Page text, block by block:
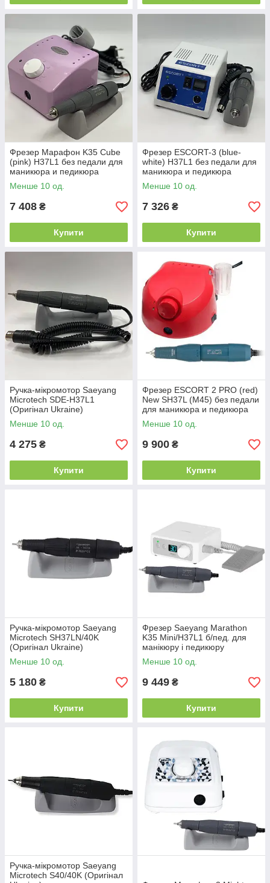
Фрезер Марафон K35 Cube
(pink) H37L1 без педали для
маникюра и педикюра
Менше 10 од.
7 408 ₴
Купити
Фрезер ESCORT-3 (blue-
white) H37L1 без педали для
маникюра и педикюра
Менше 10 од.
7 326 ₴
Купити
Ручка-мікромотор Saeyang
Microtech SDE-H37L1
(Оригінал Ukraine)
Менше 10 од.
4 275 ₴
Купити
Фрезер ESCORT 2 PRO (red)
New SH37L (M45) без педали
для маникюра и педикюра
Менше 10 од.
9 900 ₴
Купити
Ручка-мікромотор Saeyang
Microtech SH37LN/40K
(Оригінал Ukraine)
Менше 10 од.
5 180 ₴
Купити
Фрезер Saeyang Marathon
K35 Mini/H37L1 б/пед. для
манікюру і педикюру
Менше 10 од.
9 449 ₴
Купити
Ручка-мікромотор Saeyang
Microtech S40/40K (Оригінал